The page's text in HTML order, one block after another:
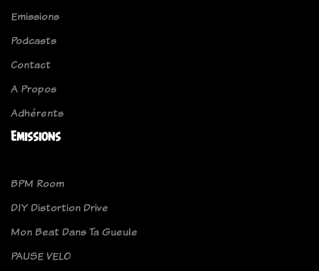
Emissions
Podcasts
Contact
A Propos
Adhérents
Emissions
BPM Room
DIY Distortion Drive
Mon Beat Dans Ta Gueule
PAUSE VELO